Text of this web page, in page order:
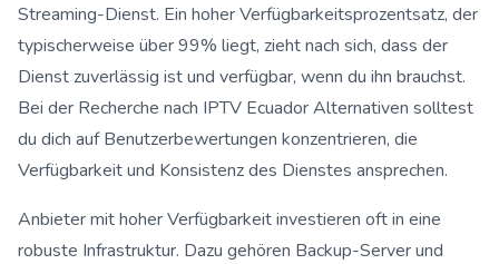
Streaming-Dienst. Ein hoher Verfügbarkeitsprozentsatz, der
typischerweise über 99% liegt, zieht nach sich, dass der
Dienst zuverlässig ist und verfügbar, wenn du ihn brauchst.
Bei der Recherche nach IPTV Ecuador Alternativen solltest
du dich auf Benutzerbewertungen konzentrieren, die
Verfügbarkeit und Konsistenz des Dienstes ansprechen.
Anbieter mit hoher Verfügbarkeit investieren oft in eine
robuste Infrastruktur. Dazu gehören Backup-Server und